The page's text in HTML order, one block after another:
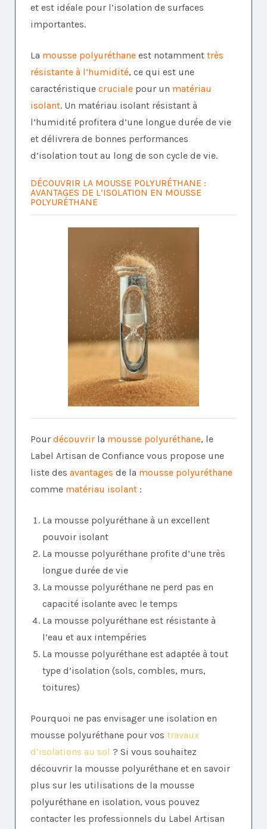
et est idéale pour l’isolation de surfaces
importantes.
La mousse polyuréthane est notamment très
résistante à l’humidité, ce qui est une
caractéristique cruciale pour un matériau
isolant. Un matériau isolant résistant à
l’humidité profitera d’une longue durée de vie
et délivrera de bonnes performances
d’isolation tout au long de son cycle de vie.
DÉCOUVRIR LA MOUSSE POLYURÉTHANE :
AVANTAGES DE L’ISOLATION EN MOUSSE
POLYURÉTHANE
Pour découvrir la mousse polyuréthane, le
Label Artisan de Confiance vous propose une
liste des avantages de la mousse polyuréthane
comme matériau isolant :
La mousse polyuréthane à un excellent
pouvoir isolant
La mousse polyuréthane profite d’une très
longue durée de vie
La mousse polyuréthane ne perd pas en
capacité isolante avec le temps
La mousse polyuréthane est résistante à
l’eau et aux intempéries
La mousse polyuréthane est adaptée à tout
type d’isolation (sols, combles, murs,
toitures)
Pourquoi ne pas envisager une isolation en
mousse polyuréthane pour vos travaux
d’isolations au sol ? Si vous souhaitez
découvrir la mousse polyuréthane et en savoir
plus sur les utilisations de la mousse
polyuréthane en isolation, vous pouvez
contacter les professionnels du Label Artisan